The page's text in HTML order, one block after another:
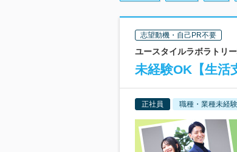
志望動機・自己PR不要
ユースタイルラボラトリ
未経験OK【生活
正社員 職種・業種未経